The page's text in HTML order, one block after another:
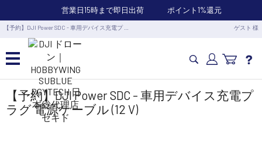
営業日15時まで即日出荷 ポイント1%還元
【予約】DJI Power SDC - 車用デバイス充電プ … ゲスト 様
カメラドローン・生活家電
【予約】DJI Power SDC - 車用デバイス充電プ
ラグ 電源ケーブル (12 V)